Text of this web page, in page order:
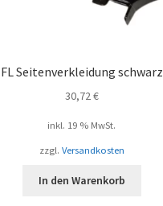
FL Seitenverkleidung schwarz
30,72€
inkl. 19 % MwSt.
zzgl. Versandkosten
In den Warenkorb